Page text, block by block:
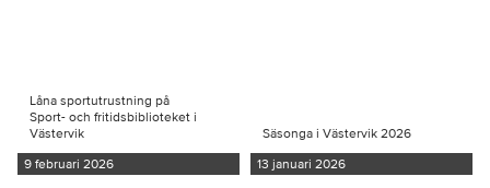
Låna sportutrustning på
Sport- och fritidsbiblioteket i
Västervik
9 februari 2026
Säsonga i Västervik 2026
13 januari 2026